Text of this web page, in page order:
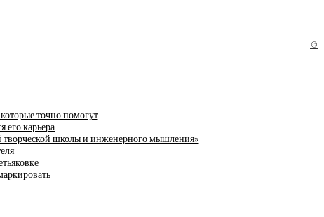
©
точно помогут
карьера
творческой школы и инженерного мышления»